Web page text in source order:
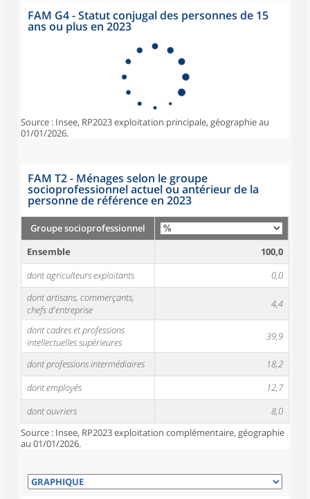
FAM G4 - Statut conjugal des personnes de 15
ans ou plus en 2023
Source : Insee, RP2023 exploitation principale, géographie au
01/01/2026.
FAM T2 - Ménages selon le groupe
socioprofessionnel actuel ou antérieur de la
personne de référence en 2023
Groupe socioprofessionnel
Ensemble
100,0
dont agriculteurs exploitants
0,0
dont artisans, commerçants,
chefs d'entreprise
4,4
dont cadres et professions
intellectuelles supérieures
39,9
dont professions intermédiaires
18,2
dont employés
12,7
dont ouvriers
8,0
Source : Insee, RP2023 exploitation complémentaire, géographie
au 01/01/2026.